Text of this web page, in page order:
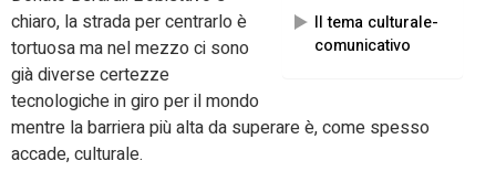
Il tema culturale-
comunicativo
chiaro, la strada per centrarlo è
tortuosa ma nel mezzo ci sono
già diverse certezze
tecnologiche in giro per il mondo
mentre la barriera più alta da superare è, come spesso
accade, culturale.